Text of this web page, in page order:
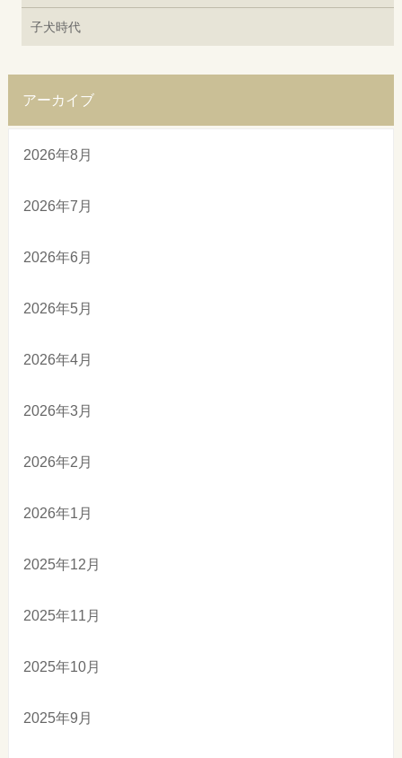
子犬時代
アーカイブ
2026年8月
2026年7月
2026年6月
2026年5月
2026年4月
2026年3月
2026年2月
2026年1月
2025年12月
2025年11月
2025年10月
2025年9月